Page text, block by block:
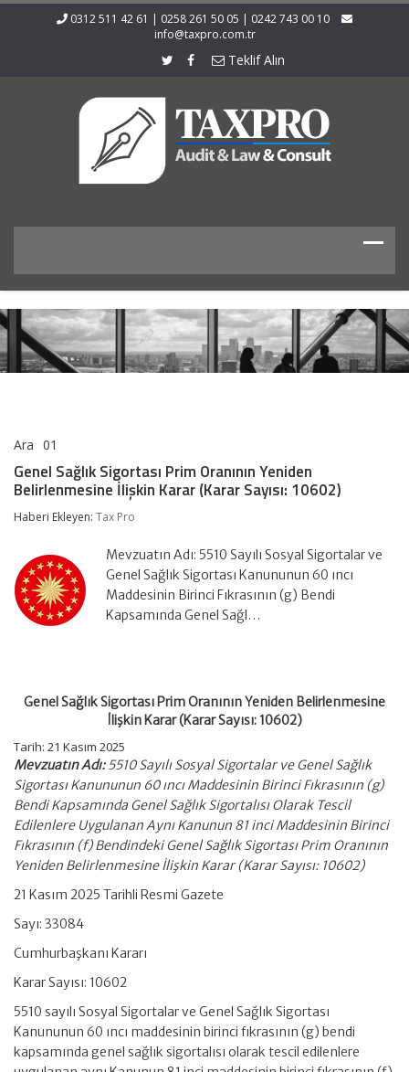
0312 511 42 61 | 0258 261 50 05 | 0242 743 00 10
info@taxpro.com.tr
Teklif Alın
Ara 01
Sigortası
Prim
Yeniden
Karar
(Karar
Sayısı:
10602)
Genel Sağlık Sigortası Prim Oranının Yeniden
Belirlenmesine İlişkin Karar (Karar Sayısı: 10602)
Haberi Ekleyen: Tax Pro
Mevzuatın Adı: 5510 Sayılı Sosyal Sigortalar ve
Genel Sağlık Sigortası Kanununun 60 ıncı
Maddesinin Birinci Fıkrasının (g) Bendi
Kapsamında Genel Sağl…
Genel Sağlık Sigortası Prim Oranının Yeniden Belirlenmesine
İlişkin Karar (Karar Sayısı: 10602)
Tarih: 21 Kasım 2025
Mevzuatın Adı:5510 Sayılı Sosyal Sigortalar ve Genel Sağlık
Sigortası Kanununun 60 ıncı Maddesinin Birinci Fıkrasının (g)
Bendi Kapsamında Genel Sağlık Sigortalısı Olarak Tescil
Edilenlere Uygulanan Aynı Kanunun 81 inci Maddesinin Birinci
Fıkrasının (f) Bendindeki Genel Sağlık Sigortası Prim Oranının
Yeniden Belirlenmesine İlişkin Karar (Karar Sayısı: 10602)
21 Kasım 2025 Tarihli Resmi Gazete
Sayı: 33084
Cumhurbaşkanı Kararı
Karar Sayısı: 10602
5510 sayılı Sosyal Sigortalar ve Genel Sağlık Sigortası
Kanununun 60 ıncı maddesinin birinci fıkrasının (g) bendi
kapsamında genel sağlık sigortalısı olarak tescil edilenlere